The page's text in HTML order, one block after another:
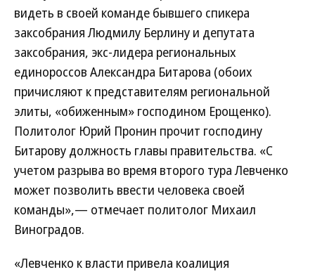
видеть в своей команде бывшего спикера
заксобрания Людмилу Берлину и депутата
заксобрания, экс-лидера региональных
единороссов Александра Битарова (обоих
причисляют к представителям региональной
элиты, «обиженным» господином Ерощенко).
Политолог Юрий Пронин прочит господину
Битарову должность главы правительства. «С
учетом разрыва во время второго тура Левченко
может позволить ввести человека своей
команды»,— отмечает политолог Михаил
Виноградов.
«Левченко к власти привела коалиция